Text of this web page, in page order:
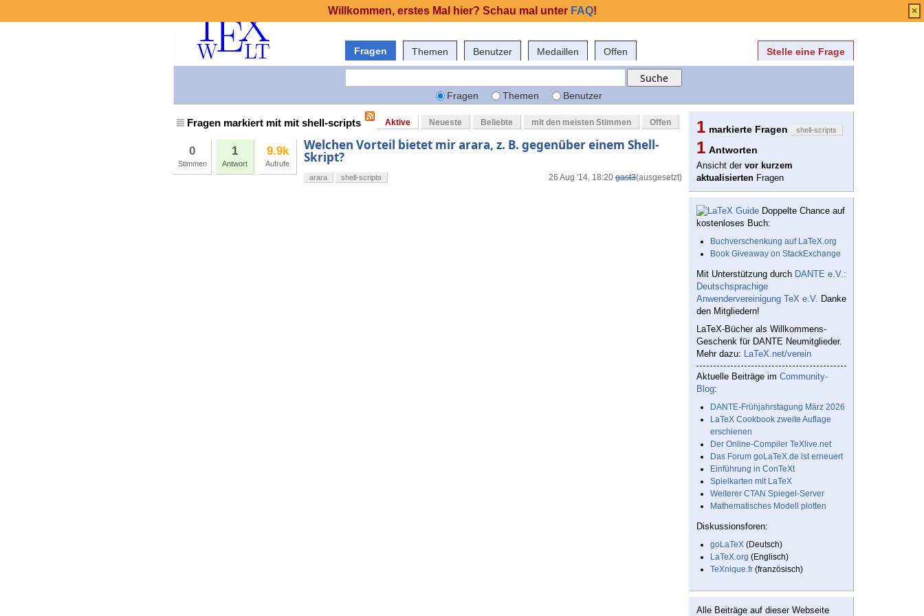
Fragen Themen Benutzer Medaillen Offen Stelle eine Frage
Fragen Themen Benutzer
Fragen markiert mit mit shell-scripts Aktive Neueste Beliebte mit den meisten Stimmen Offen
0
Stimmen
1
Antwort
9.9k
Aufrufe
Welchen Vorteil bietet mir arara, z. B. gegenüber einem Shell-
Skript?
26 Aug '14, 18:20 gast3(ausgesetzt)
arara shell-scripts
1 markierte Fragen shell-scripts
1 Antworten
Ansicht der vor kurzem
aktualisierten Fragen
Doppelte Chance auf
kostenloses Buch:
Buchverschenkung auf LaTeX.org
Book Giveaway on StackExchange
Mit Unterstützung durch DANTE e.V.:
Deutschsprachige
Anwendervereinigung TeX e.V. Danke
den Mitgliedern!
LaTeX-Bücher als Willkommens-
Geschenk für DANTE Neumitglieder.
Mehr dazu: LaTeX.net/verein
Aktuelle Beiträge im Community-
Blog:
DANTE-Frühjahrstagung März 2026
LaTeX Cookbook zweite Auflage
erschienen
Der Online-Compiler TeXlive.net
Das Forum goLaTeX.de ist erneuert
Einführung in ConTeXt
Spielkarten mit LaTeX
Weiterer CTAN Spiegel-Server
Mathematisches Modell plotten
Diskussionsforen:
goLaTeX (Deutsch)
LaTeX.org (Englisch)
TeXnique.fr (französisch)
Alle Beiträge auf dieser Webseite
Willkommen, erstes Mal hier? Schau mal unter FAQ! ×